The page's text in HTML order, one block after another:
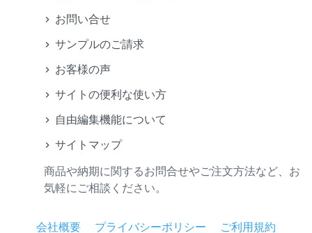
お問い合せ
サンプルのご請求
お客様の声
サイトの便利な使い方
自由編集機能について
サイトマップ
商品や納期に関するお問合せやご注文方法など、お
気軽にご相談ください。
会社概要 プライバシーポリシー ご利用規約